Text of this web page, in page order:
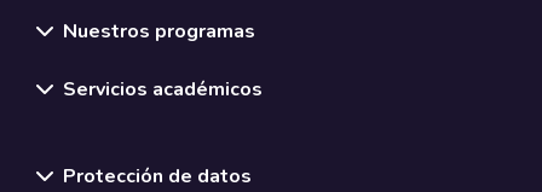
Nuestros programas
Servicios académicos
Protección de datos